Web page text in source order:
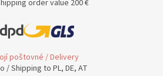
order value 200 €
poštovné / Delivery
/ Shipping to PL, DE, AT